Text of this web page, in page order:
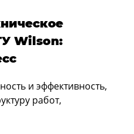
Wilson:
и эффективность,
работ,